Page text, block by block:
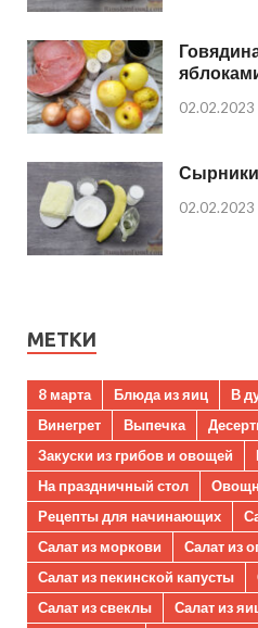
02.02.2023
Сырники
02.02.2023
МЕТКИ
8 марта Блюда из яиц В
Винегрет
Выпечка
Закуски из грибов и овощей
На праздничный стол
Рецепты для начинающих
Салат из моркови
Салат из
Салат из пекинской капусты
Салат из свеклы
Салат из